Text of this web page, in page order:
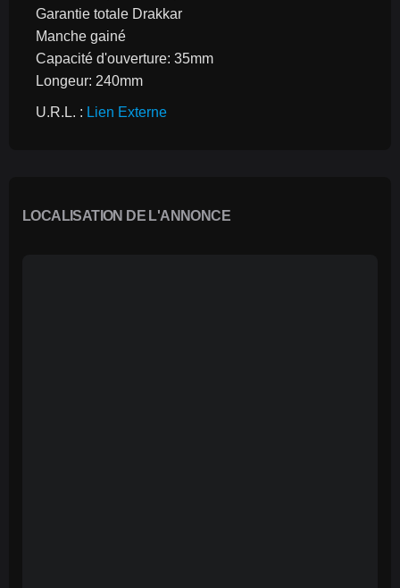
Garantie totale Drakkar
Manche gainé
Capacité d'ouverture: 35mm
Longeur: 240mm
U.R.L. : Lien Externe
LOCALISATION DE L'ANNONCE